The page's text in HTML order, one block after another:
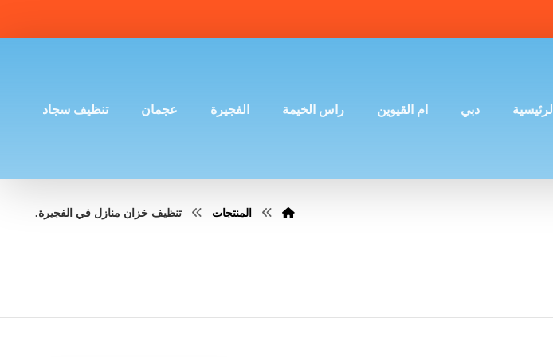
الرئيسية دبي ام القيوين راس الخيمة الفجيرة عجمان تنظيف سجاد
المنتجات تنظيف خزان منازل في الفجيرة.